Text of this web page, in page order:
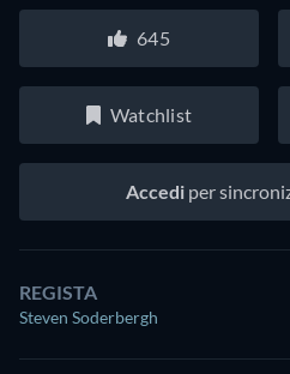
645
Watchlist
Accedi per
REGISTA
Steven Soderbergh